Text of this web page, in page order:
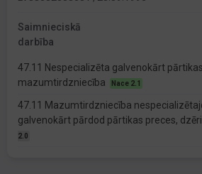
Saimnieciskā
darbība
47.11 Nespecializēta galvenokārt
mazumtirdzniecība
Nace 2.1
47.11 Mazumtirdzniecība
galvenokārt pārdod pārtikas preces,
2.0